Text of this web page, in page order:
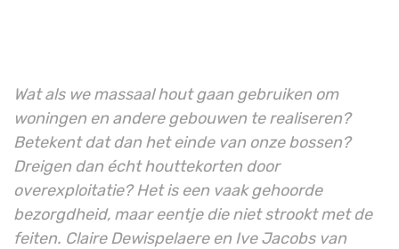
Wat als we massaal hout gaan gebruiken om
woningen en andere gebouwen te realiseren?
Betekent dat dan het einde van onze bossen?
Dreigen dan écht houttekorten door
overexploitatie? Het is een vaak gehoorde
bezorgdheid, maar eentje die niet strookt met de
feiten. Claire Dewispelaere en Ive Jacobs van